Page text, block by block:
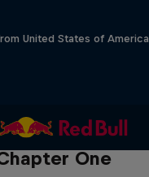
United States of America
One